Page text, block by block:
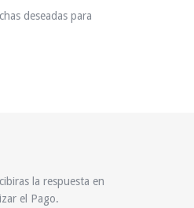
deseadas para
la respuesta en
el Pago.